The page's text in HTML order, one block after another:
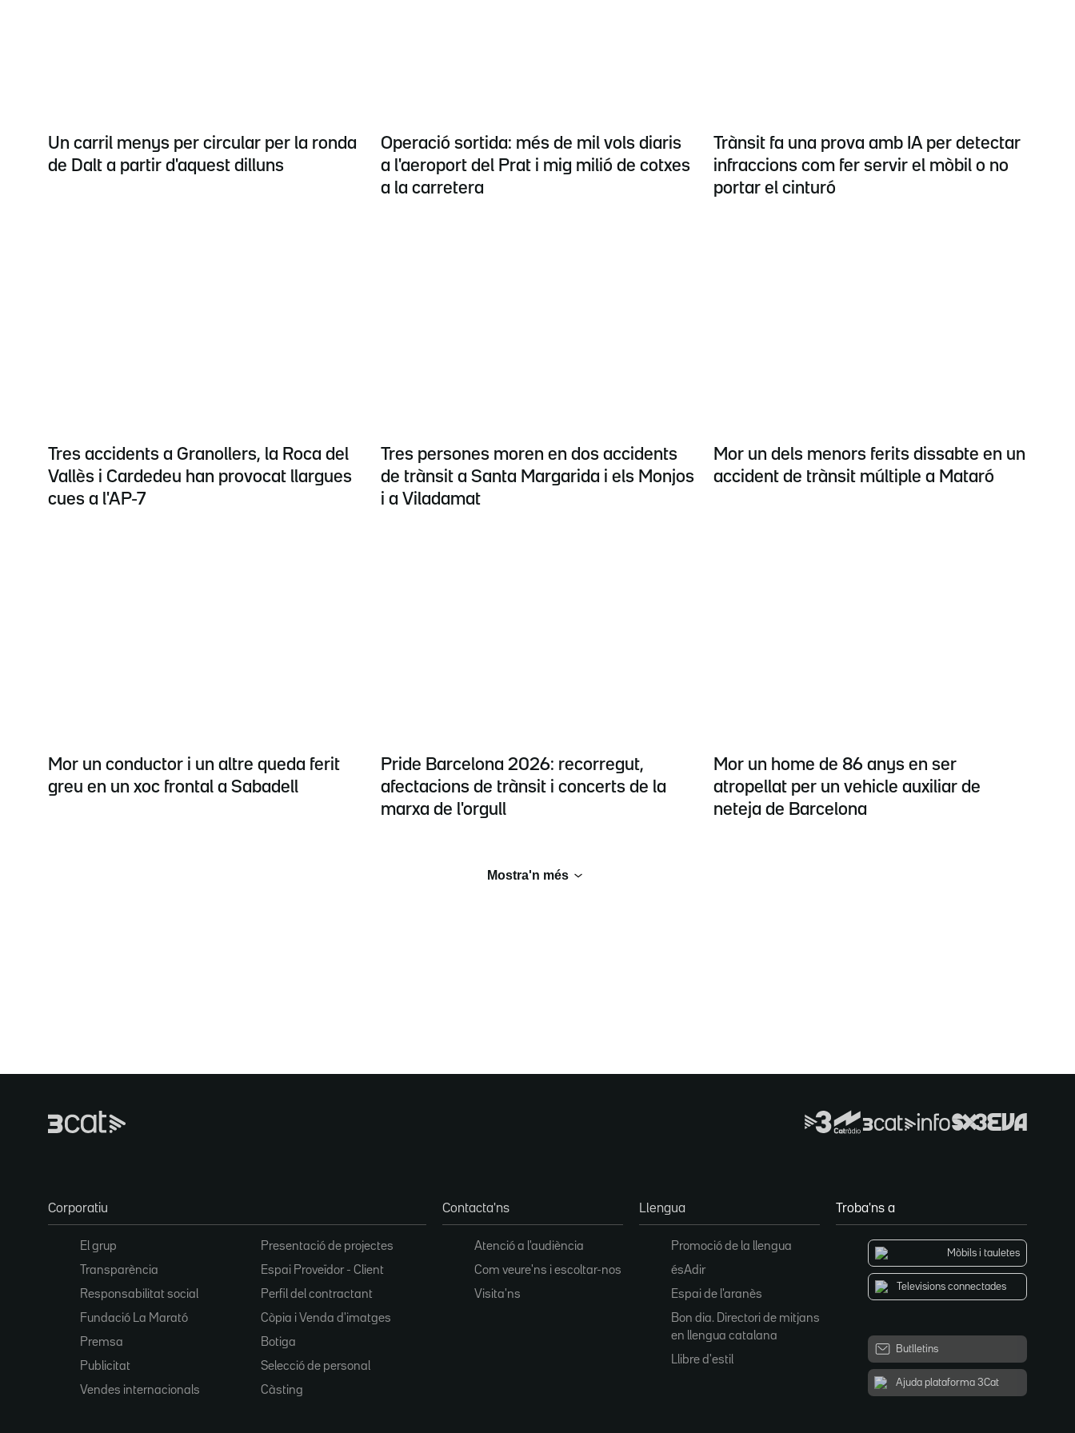
Un carril menys per circular per la ronda
de Dalt a partir d'aquest dilluns
Operació sortida: més de mil vols diaris
a l'aeroport del Prat i mig milió de cotxes
a la carretera
Trànsit fa una prova amb IA per detectar
infraccions com fer servir el mòbil o no
portar el cinturó
Tres accidents a Granollers, la Roca del
Vallès i Cardedeu han provocat llargues
cues a l'AP-7
Tres persones moren en dos accidents
de trànsit a Santa Margarida i els Monjos
i a Viladamat
Mor un dels menors ferits dissabte en un
accident de trànsit múltiple a Mataró
Mor un conductor i un altre queda ferit
greu en un xoc frontal a Sabadell
Pride Barcelona 2026: recorregut,
afectacions de trànsit i concerts de la
marxa de l'orgull
Mor un home de 86 anys en ser
atropellat per un vehicle auxiliar de
neteja de Barcelona
Mostra'n més
Corporatiu
El grup
Transparència
Responsabilitat social
Fundació La Marató
Premsa
Publicitat
Vendes internacionals
Presentació de projectes
Espai Proveïdor - Client
Perfil del contractant
Còpia i Venda d'imatges
Botiga
Selecció de personal
Càsting
Contacta'ns
Atenció a l'audiència
Com veure'ns i escoltar-nos
Visita'ns
Llengua
Promoció de la llengua
ésAdir
Espai de l'aranès
Bon dia. Directori de mitjans
en llengua catalana
Llibre d'estil
Troba'ns a
Mòbils i tauletes
Televisions connectades
Butlletins
Ajuda plataforma 3Cat